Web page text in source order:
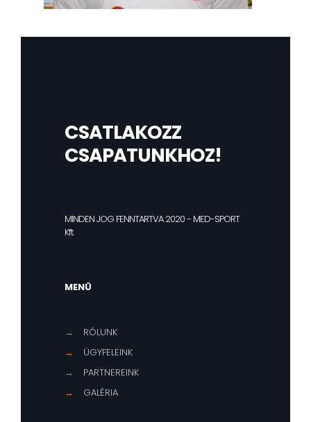
CSATLAKOZZ
CSAPATUNKHOZ!
MINDEN JOG FENNTARTVA 2020 - MED-SPORT
Kft.
MENÜ
→
RÓLUNK
→
ÜGYFELEINK
→
PARTNEREINK
→
GALÉRIA